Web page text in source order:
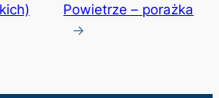
Powietrze – porażka
→